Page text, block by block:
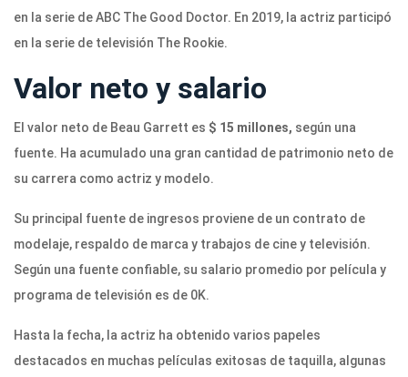
en la serie de ABC The Good Doctor. En 2019, la actriz participó
en la serie de televisión The Rookie.
Valor neto y salario
El valor neto de Beau Garrett es $ 15 millones, según una
fuente. Ha acumulado una gran cantidad de patrimonio neto de
su carrera como actriz y modelo.
Su principal fuente de ingresos proviene de un contrato de
modelaje, respaldo de marca y trabajos de cine y televisión.
Según una fuente confiable, su salario promedio por película y
programa de televisión es de 0K.
Hasta la fecha, la actriz ha obtenido varios papeles
destacados en muchas películas exitosas de taquilla, algunas